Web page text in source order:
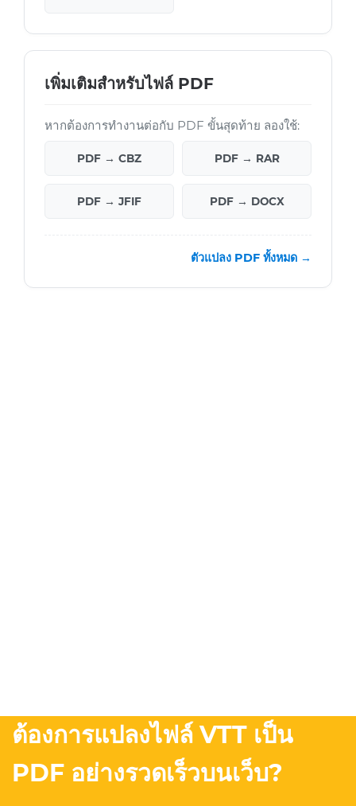
เพิ่มเติมสำหรับไฟล์ PDF
หากต้องการทำงานต่อกับ PDF ขั้นสุดท้าย ลองใช้:
PDF → CBZ PDF → RAR
PDF → JFIF PDF → DOCX
ตัวแปลง PDF ทั้งหมด →
ต้องการแปลงไฟล์ VTT เป็น
PDF อย่างรวดเร็วบนเว็บ?